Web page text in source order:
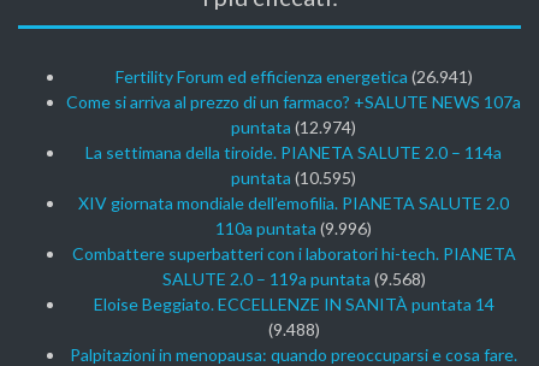
Fertility Forum ed efficienza energetica (26.941)
Come si arriva al prezzo di un farmaco? +SALUTE NEWS 107a
puntata (12.974)
La settimana della tiroide. PIANETA SALUTE 2.0 – 114a
puntata (10.595)
XIV giornata mondiale dell’emofilia. PIANETA SALUTE 2.0
110a puntata (9.996)
Combattere superbatteri con i laboratori hi-tech. PIANETA
SALUTE 2.0 – 119a puntata (9.568)
Eloise Beggiato. ECCELLENZE IN SANITÀ puntata 14
(9.488)
Palpitazioni in menopausa: quando preoccuparsi e cosa fare.